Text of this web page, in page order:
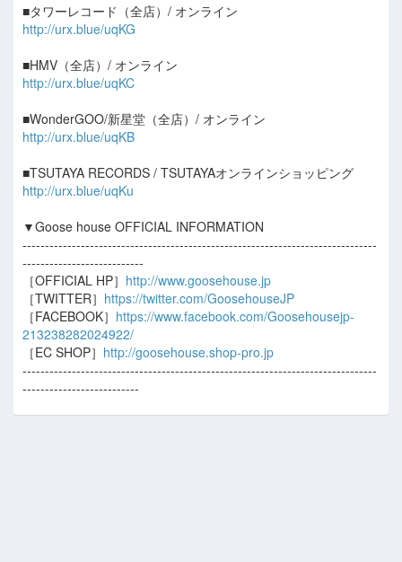
■タワーレコード（全店）/ オンライン
http://urx.blue/uqKG
■HMV（全店）/ オンライン
http://urx.blue/uqKC
■WonderGOO/新星堂（全店）/ オンライン
http://urx.blue/uqKB
■TSUTAYA RECORDS / TSUTAYAオンラインショッピング
http://urx.blue/uqKu
▼Goose house OFFICIAL INFORMATION
-------------------------------------------------------------------------------
---------------------------
［OFFICIAL HP］ http://www.goosehouse.jp
［TWITTER］ https://twitter.com/GoosehouseJP
［FACEBOOK］ https://www.facebook.com/Goosehousejp-
213238282024922/
［EC SHOP］ http://goosehouse.shop-pro.jp
-------------------------------------------------------------------------------
--------------------------